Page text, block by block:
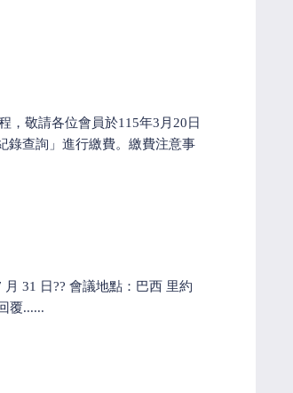
，敬請各位會員於115年3月20日
錄查詢」進行繳費。繳費注意事
月 31 日?? 會議地點：巴西 里約
覆......